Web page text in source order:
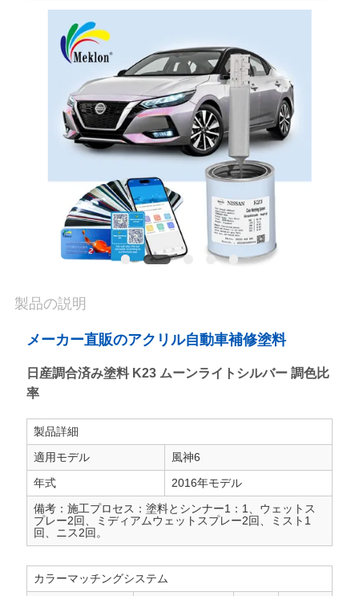
製品の説明
メーカー直販のアクリル自動車補修塗料
日産調合済み塗料 K23 ムーンライトシルバー 調色比
率
製品詳細
適用モデル
風神6
年式
2016年モデル
備考：施工プロセス：塗料とシンナー1：1、ウェットス
プレー2回、ミディアムウェットスプレー2回、ミスト1
回、ニス2回。
カラーマッチングシステム